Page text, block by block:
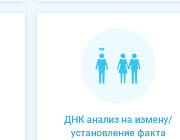
ДНК анализ на измену/
установление факта